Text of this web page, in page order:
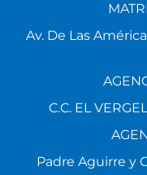
Av. De Las
C.C. EL
Padre Aguirre y